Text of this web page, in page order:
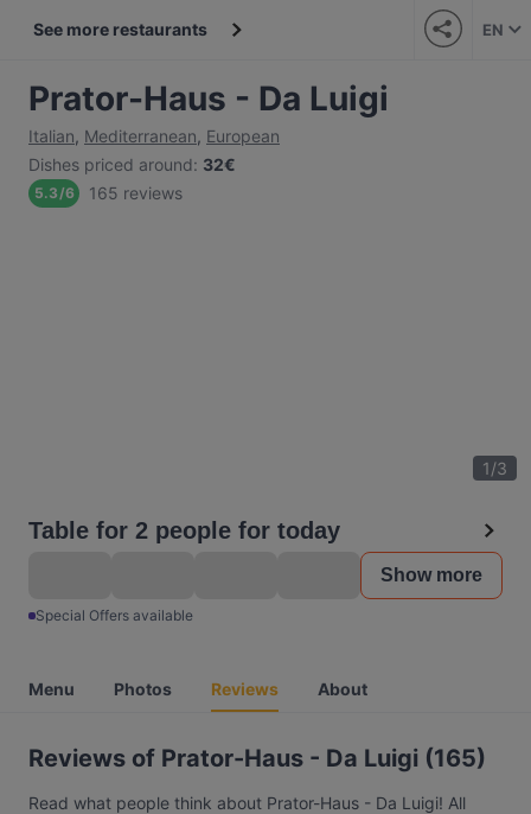
See more restaurants EN
Prator-Haus - Da Luigi
Italian, Mediterranean, European
Dishes priced around: 32€
5.3/6 165 reviews
1/3
Table for 2 people for today
Show more
Special Offers available
Menu Photos Reviews About
Reviews of Prator-Haus - Da Luigi (165)
Read what people think about Prator-Haus - Da Luigi! All